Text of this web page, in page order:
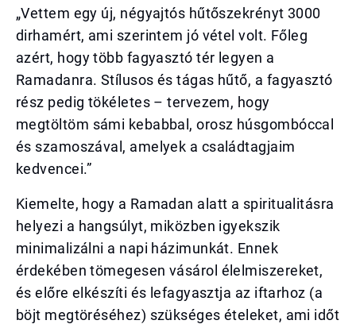
„Vettem egy új, négyajtós hűtőszekrényt 3000
dirhamért, ami szerintem jó vétel volt. Főleg
azért, hogy több fagyasztó tér legyen a
Ramadanra. Stílusos és tágas hűtő, a fagyasztó
rész pedig tökéletes – tervezem, hogy
megtöltöm sámi kebabbal, orosz húsgombóccal
és szamoszával, amelyek a családtagjaim
kedvencei.”
Kiemelte, hogy a Ramadan alatt a spiritualitásra
helyezi a hangsúlyt, miközben igyekszik
minimalizálni a napi házimunkát. Ennek
érdekében tömegesen vásárol élelmiszereket,
és előre elkészíti és lefagyasztja az iftarhoz (a
böjt megtöréséhez) szükséges ételeket, ami időt